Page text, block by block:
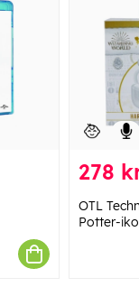
278
OTL
Potter-